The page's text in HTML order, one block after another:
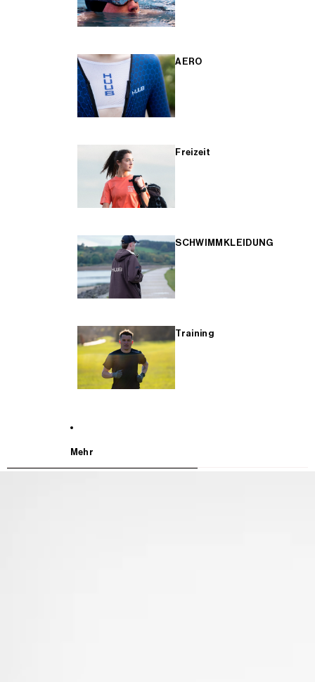
AERO
Freizeit
SCHWIMMKLEIDUNG
Training
Mehr
WEITER ZU DEN PRODUKTINFORMATIONEN